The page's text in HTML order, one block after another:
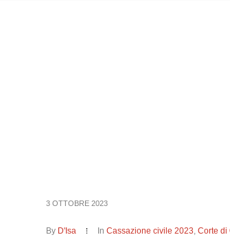
3 OTTOBRE 2023
By D'Isa InCassazione civile 2023,Corte di